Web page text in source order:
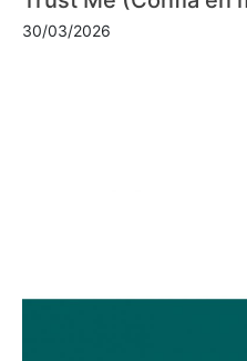
30/03/2026